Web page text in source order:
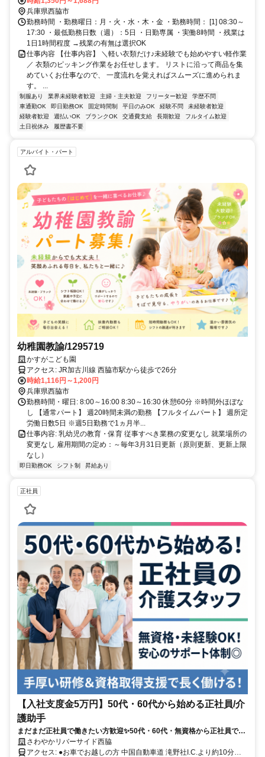
兵庫県西脇市
勤務時間 ・勤務曜日：月・火・水・木・金 ・勤務時間： [1] 08:30～
17:30 ・最低勤務日数（週）：5日 ・日勤専属 ・実働8時間 ・残業は
1日1時間程度 →残業の有無は選択OK
仕事内容 【仕事内容】 ＼軽い衣類だけ♪未経験でも始めやすい軽作業
／ 衣類のピッキング作業をお任せします。 リストに沿って商品を集
めていくお仕事なので、 一度流れを覚えればスムーズに進められま
す。 ...
制服あり 業界未経験者歓迎 主婦・主夫歓迎 フリーター歓迎
学歴不問
車通勤OK
即日勤務OK 固定時間制 平日のみOK 経験不問
未経験者歓迎
経験者歓迎
週払いOK ブランクOK 交通費支給 長期歓迎
フルタイム歓迎
土日祝休み
履歴書不要
アルバイト・パート
幼稚園教諭/1295719
かすがこども園
アクセス: JR加古川線 西脇市駅から徒歩で26分
時給1,116円～1,200円
兵庫県西脇市
勤務時間・曜日: 8:00～16:00 8:30～16:30 休憩60分 ※時間外ほぼな
し 【通常パート】 週20時間未満の勤務 【フルタイムパート】 週所定
労働日数5日 ※週5日勤務で1ヵ月半...
仕事内容: 乳幼児の教育・保育 従事すべき業務の変更なし 就業場所の
変更なし 雇用期間の定め：～毎年3月31日更新（原則更新、更新上限
なし）
即日勤務OK シフト制 昇給あり
正社員
【入社支度金5万円】50代・60代から始める正社員/介
護助手
まだまだ正社員で働きたい方歓迎✨50代・60代・無資格から正社員で長
く働ける介護の職場！
さわやかリバーサイド西脇
アクセス: ●お車でお越しの方 中国自動車道 滝野社I.C.より約10分